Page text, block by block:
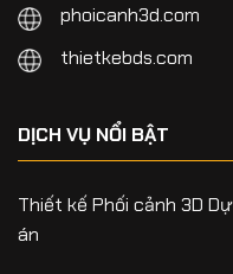
phoicanh3d.com
thietkebds.com
DỊCH VỤ NỔI BẬT
Thiết kế Phối cảnh 3D Dự
án